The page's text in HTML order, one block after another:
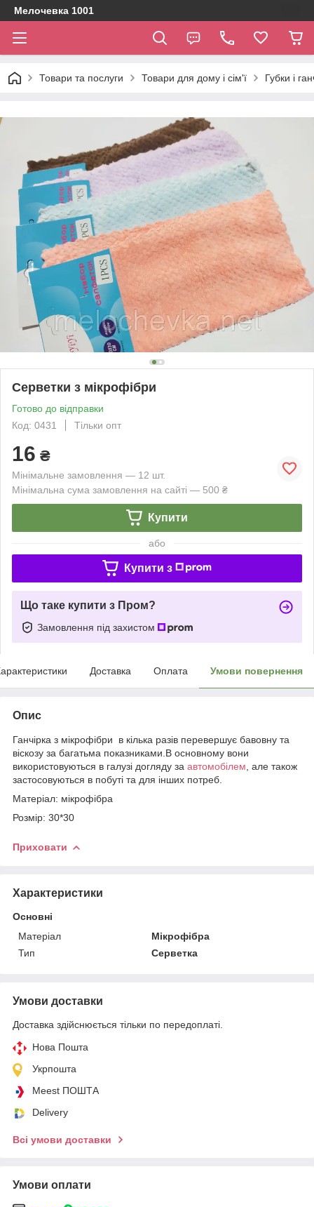
Мелочевка 1001
Товари та послуги Товари для дому і сім'ї Губки і
Серветки з мікрофібри
Готово до відправки
Код: 0431
Тільки опт
16 ₴
Мінімальне замовлення — 12 шт.
Мінімальна сума замовлення на сайті — 500 ₴
Купити
або
Купити з
Що таке купити з Пром?
Замовлення під захистом
Доставка Оплата Умови повернення
Опис
Ганчірка з мікрофібри в кілька разів перевершує бавовну та
віскозу за багатьма показниками.В основному вони
використовуються в галузі догляду за автомобілем , але також
застосовуються в побуті та для інших потреб.
Матеріал: мікрофібра
Розмір: 30*30
Приховати
Характеристики
Основні
Матеріал
Мікрофібра
Тип
Серветка
Умови доставки
Доставка здійснюється тільки по передоплаті.
Нова Пошта
Укрпошта
Meest ПОШТА
Delivery
Всі умови доставки
Умови оплати